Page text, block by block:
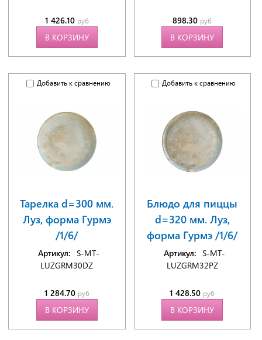
1 426.10 руб
В КОРЗИНУ
898.30 руб
В КОРЗИНУ
Добавить к сравнению
Тарелка d=300 мм.
Луз, форма Гурмэ
/1/6/
Артикул: S-MT-
LUZGRM30DZ
1 284.70 руб
В КОРЗИНУ
Добавить к сравнению
Блюдо для пиццы
d=320 мм. Луз,
форма Гурмэ /1/6/
Артикул: S-MT-
LUZGRM32PZ
1 428.50 руб
В КОРЗИНУ